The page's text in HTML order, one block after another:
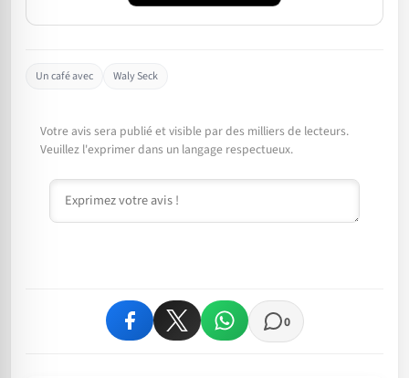
Un café avec Waly Seck
Votre avis sera publié et visible par des milliers de lecteurs.
Veuillez l'exprimer dans un langage respectueux.
Commentaire
0